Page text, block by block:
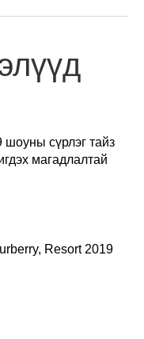
сүрлэг тайз
магадлалтай
Resort 2019